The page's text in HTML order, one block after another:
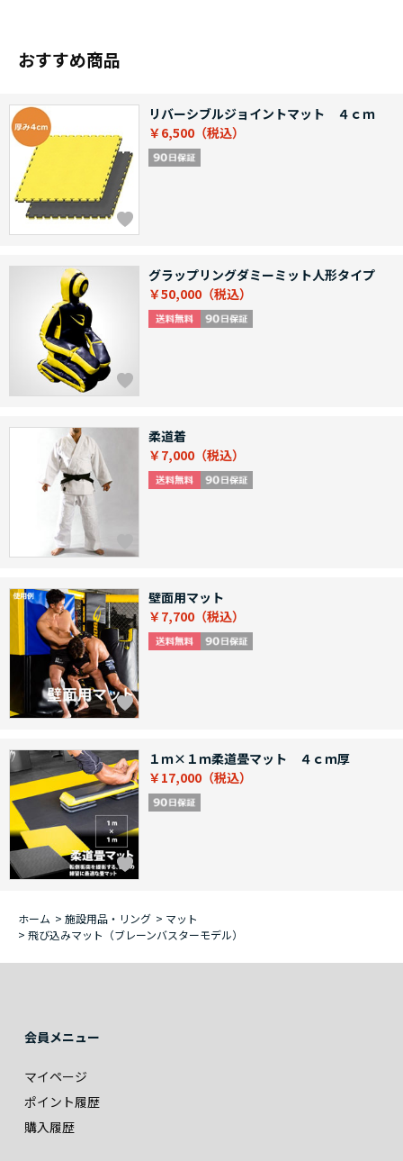
おすすめ商品
リバーシブルジョイントマット ４ｃｍ
￥6,500
グラップリングダミーミット人形タイプ
￥50,000
柔道着
￥7,000
壁面用マット
￥7,700
１ｍ×１ｍ柔道畳マット ４ｃｍ厚
￥17,000
ホーム > 施設用品・リング > マット
> 飛び込みマット（ブレーンバスターモデル）
会員メニュー
マイページ
ポイント履歴
購入履歴